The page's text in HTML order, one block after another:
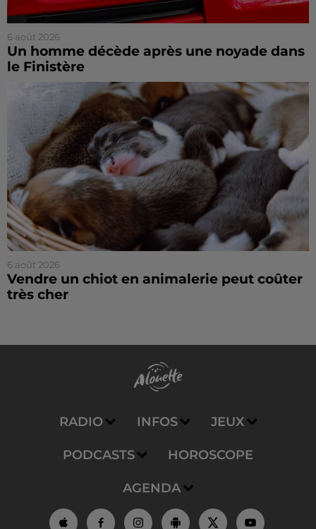
6 août 2026
Un homme décède après une noyade dans
le Finistère
6 août 2026
Vendre un chiot en animalerie peut coûter
très cher
RADIO INFOS JEUX
PODCASTS HOROSCOPE
AGENDA